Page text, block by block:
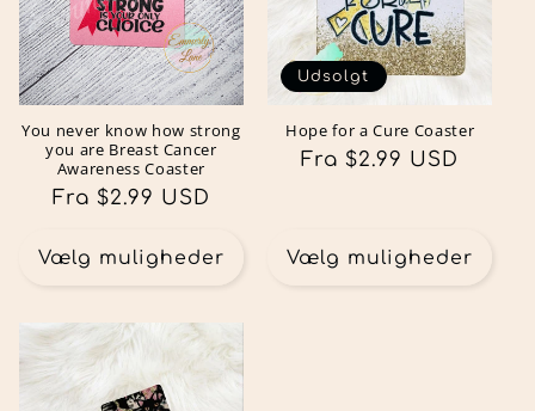
You never know how strong
you are Breast Cancer
Awareness Coaster
Normalpris
Fra $2.99 USD
Vælg muligheder
Udsolgt
Hope for a Cure Coaster
Normalpris
Fra $2.99 USD
Vælg muligheder